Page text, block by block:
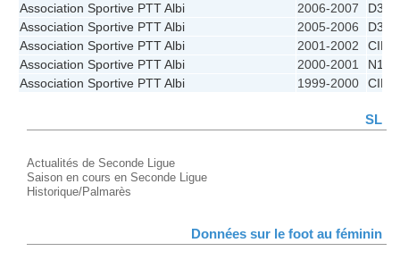
Association Sportive PTT Albi
2006-2007
D3 -
Association Sportive PTT Albi
2005-2006
D3
Association Sportive PTT Albi
2001-2002
CIR
Association Sportive PTT Albi
2000-2001
N1B
Association Sportive PTT Albi
1999-2000 CIR
SL
Actualités de Seconde Ligue
Saison en cours en Seconde Ligue
Historique/Palmarès
Données sur le foot au féminin